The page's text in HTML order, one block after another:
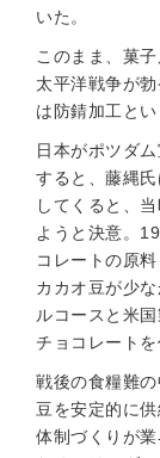
いた。
このまま、菓
太平洋戦争が
は防錆加工と
日本がポツダ
すると、藤縄
してくると、
ようと決意。
コレートの原
カカオ豆が少
ルコースと米
チョコレートを
戦後の食糧難
豆を安定的に
体制づくりが